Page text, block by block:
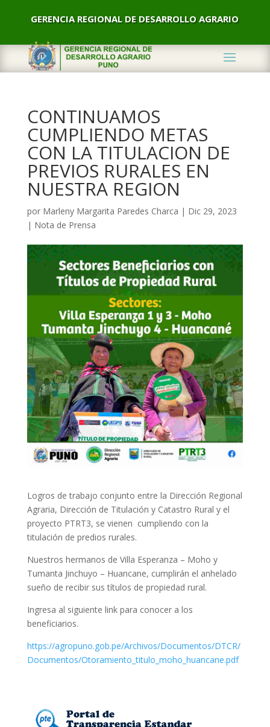
GERENCIA REGIONAL DE DESARROLLO AGRARIO
CONTINUAMOS
CUMPLIENDO METAS
CON LA TITULACION DE
PREVIOS RURALES EN
NUESTRA REGION
por Marleny Margarita Paredes Charca | Dic 29, 2023
| Nota de Prensa
Logros de trabajo conjunto entre la Dirección Regional
Agraria, Dirección de Titulación y Catastro Rural y el
proyecto PTRT3, se vienen cumpliendo con la
titulación de predios rurales.
Nuestros hermanos de Villa Esperanza – Moho y
Tumanta Jinchuyo – Huancane, cumplirán el anhelado
sueño de recibir sus títulos de propiedad rural.
Ingresa al siguiente link para conocer a los
beneficiarios.
https://agropuno.gob.pe/Archivos/Documentos/DTCR/
Documentos/Otoramiento_titulo_moho_huancane.pdf